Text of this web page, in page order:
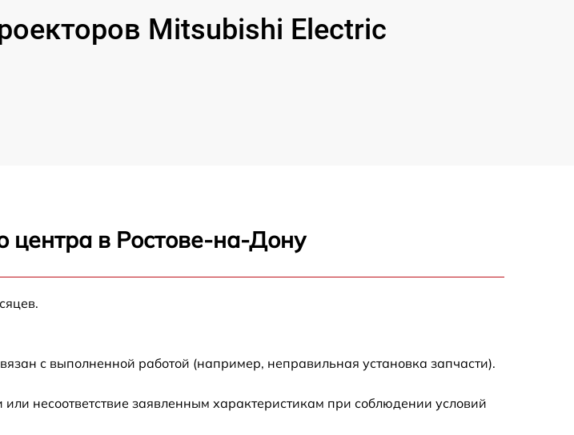
Mitsubishi Electric
центра в Ростове-на-Дону
с выполненной работой (например, неправильная установка запчасти).
несоответствие заявленным характеристикам при соблюдении условий